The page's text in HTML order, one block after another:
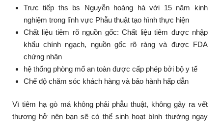
Trực tiếp ths bs Nguyễn hoàng hà với 15 năm kinh
nghiệm trong lĩnh vực Phẫu thuật tạo hình thực hiện
Chất liệu tiêm rõ nguồn gốc: Chất liệu tiêm được nhập
khẩu chính ngạch, nguồn gốc rõ ràng và được FDA
chứng nhận
hệ thống phòng mổ an toàn được cấp phép bởi bộ y tế
Chế độ chăm sóc khách hàng và bảo hành hấp dẫn
Vì tiêm hạ gò má không phải phẫu thuật, không gây ra vết
thương hở nên bạn sẽ có thể sinh hoạt bình thường ngay